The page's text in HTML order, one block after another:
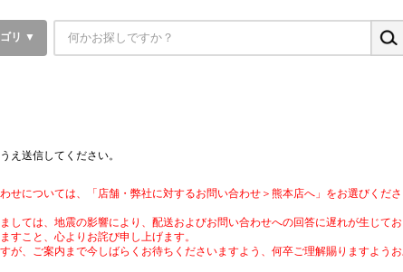
リ ▼
え送信してください。
については、「店舗・弊社に対するお問い合わせ＞熊本店へ」をお選びくださ
ては、地震の影響により、配送およびお問い合わせへの回答に遅れが生じてお
すこと、心よりお詫び申し上げます。
が、ご案内まで今しばらくお待ちくださいますよう、何卒ご理解賜りますようお